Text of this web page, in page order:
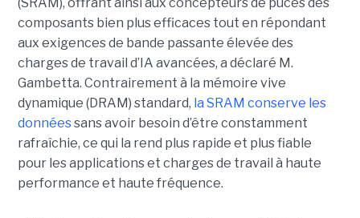
(SRAM), offrant ainsi aux concepteurs de puces des
composants bien plus efficaces tout en répondant
aux exigences de bande passante élevée des
charges de travail d’IA avancées, a déclaré M.
Gambetta. Contrairement à la mémoire vive
dynamique (DRAM) standard, la SRAM conserve les
donnéessans avoir besoin d’être constamment
rafraîchie, ce qui la rend plus rapide et plus fiable
pour les applications et charges de travail à haute
performance et haute fréquence.